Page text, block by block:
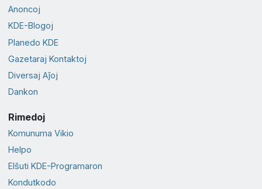
Anoncoj
KDE-Blogoj
Planedo KDE
Gazetaraj Kontaktoj
Diversaj Aĵoj
Dankon
Rimedoj
Komunuma Vikio
Helpo
Elŝuti KDE-Programaron
Kondutkodo